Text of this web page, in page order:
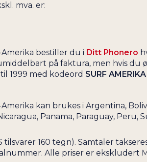
HONDURAS
HVITERUSSLAND
INDIA
IRAK
mva. er:
bestiller du i Ditt Phonero
på faktura, men hvis
1999 med kodeord SURF AMERIKA
kan brukes i Argentina,
Panama, Paraguay, Peru,
tilsvarer 160 tegn). Samtaler
Alle priser er ekskludert